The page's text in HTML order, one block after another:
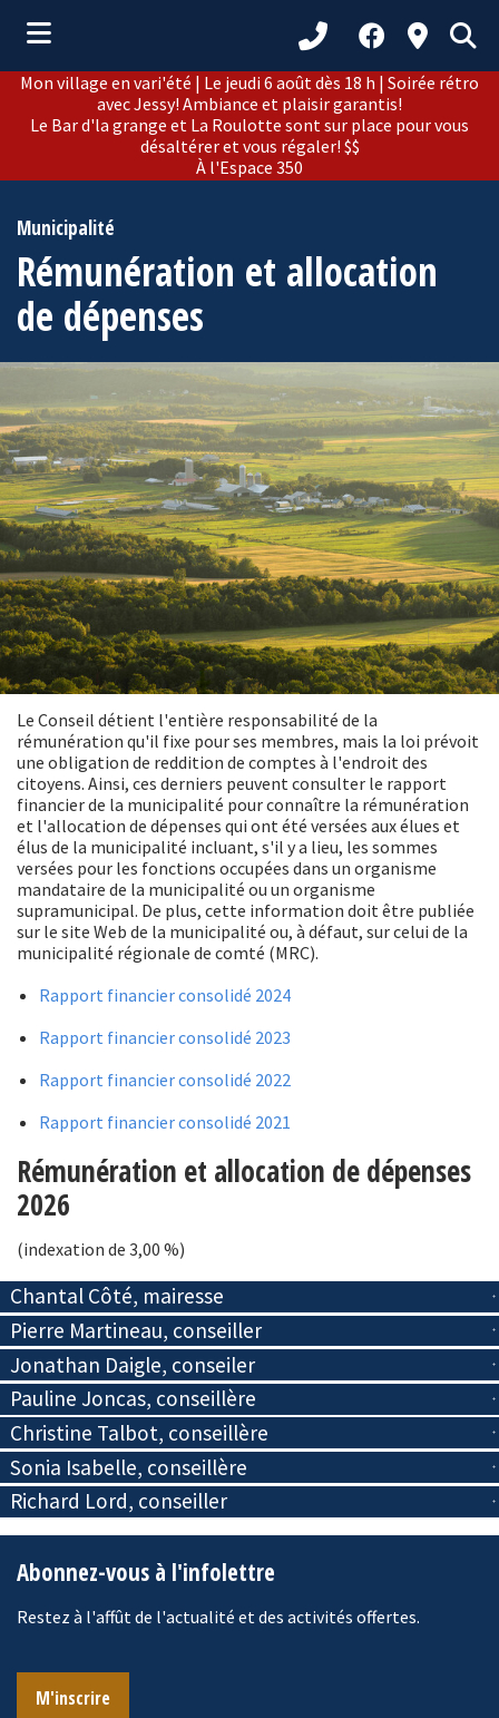
(Municipalité )
(Citoyens )
(Loisirs et culture )
(Développement )
(Tourisme )
Mon village en vari'été | Le jeudi 6 août dès 18 h | Soirée rétro
avec Jessy! Ambiance et plaisir garantis!
Le Bar d'la grange et La Roulotte sont sur place pour vous
désaltérer et vous régaler! $$
À l'Espace 350
Municipalité
Rémunération et allocation
de dépenses
Le Conseil détient l'entière responsabilité de la
rémunération qu'il fixe pour ses membres, mais la loi prévoit
une obligation de reddition de comptes à l'endroit des
citoyens. Ainsi, ces derniers peuvent consulter le rapport
financier de la municipalité pour connaître la rémunération
et l'allocation de dépenses qui ont été versées aux élues et
élus de la municipalité incluant, s'il y a lieu, les sommes
versées pour les fonctions occupées dans un organisme
mandataire de la municipalité ou un organisme
supramunicipal. De plus, cette information doit être publiée
sur le site Web de la municipalité ou, à défaut, sur celui de la
municipalité régionale de comté (MRC).
Rapport financier consolidé 2024
Rapport financier consolidé 2023
Rapport financier consolidé 2022
Rapport financier consolidé 2021
Rémunération et allocation de dépenses
2026
(indexation de 3,00 %)
Chantal Côté, mairesse
Pierre Martineau, conseiller
Jonathan Daigle, conseiler
Pauline Joncas, conseillère
Christine Talbot, conseillère
Sonia Isabelle, conseillère
Richard Lord, conseiller
Abonnez-vous à l'infolettre
Restez à l'affût de l'actualité et des activités offertes.
M'inscrire